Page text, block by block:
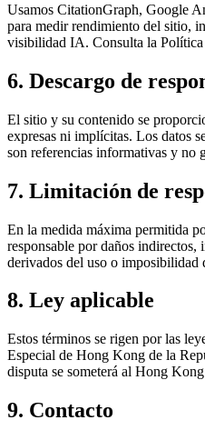
Usamos CitationGraph, Google
para medir rendimiento del sitio,
visibilidad IA. Consulta la Política
6. Descargo de
El sitio y su contenido se
expresas ni implícitas. Los datos
son referencias informativas y no
7. Limitación de
En la medida máxima permitida
responsable por daños indirectos,
derivados del uso o imposibilidad
8. Ley aplicable
Estos términos se rigen por las
Especial de Hong Kong de la
disputa se someterá al Hong
9. Contacto